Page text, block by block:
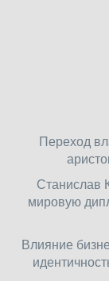
games
enjoy
Переход
Станислав
мировую
Влияние